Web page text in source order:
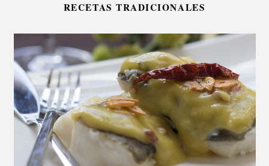
RECETAS TRADICIONALES